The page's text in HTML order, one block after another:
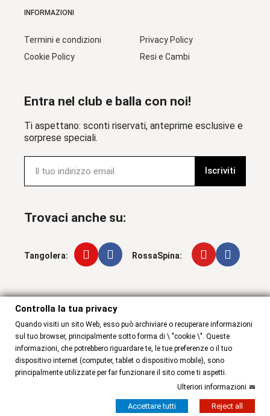
INFORMAZIONI
Termini e condizioni
Cookie Policy
Privacy Policy
Resi e Cambi
Entra nel club e balla con noi!
Ti aspettano: sconti riservati, anteprime esclusive e
sorprese speciali.
Iscriviti
Trovaci anche su:
Tangolera: RossaSpina:
Controlla la tua privacy
© 2025 wear & More . All rights reserved
Controlla la tua privacy
Quando visiti un sito Web, esso può archiviare o recuperare informazioni
sul tuo browser, principalmente sotto forma di \ "cookie \". Queste
informazioni, che potrebbero riguardare te, le tue preferenze o il tuo
dispositivo internet (computer, tablet o dispositivo mobile), sono
principalmente utilizzate per far funzionare il sito come ti aspetti.
Ulteriori informazioni
Accettare tutti Reject all